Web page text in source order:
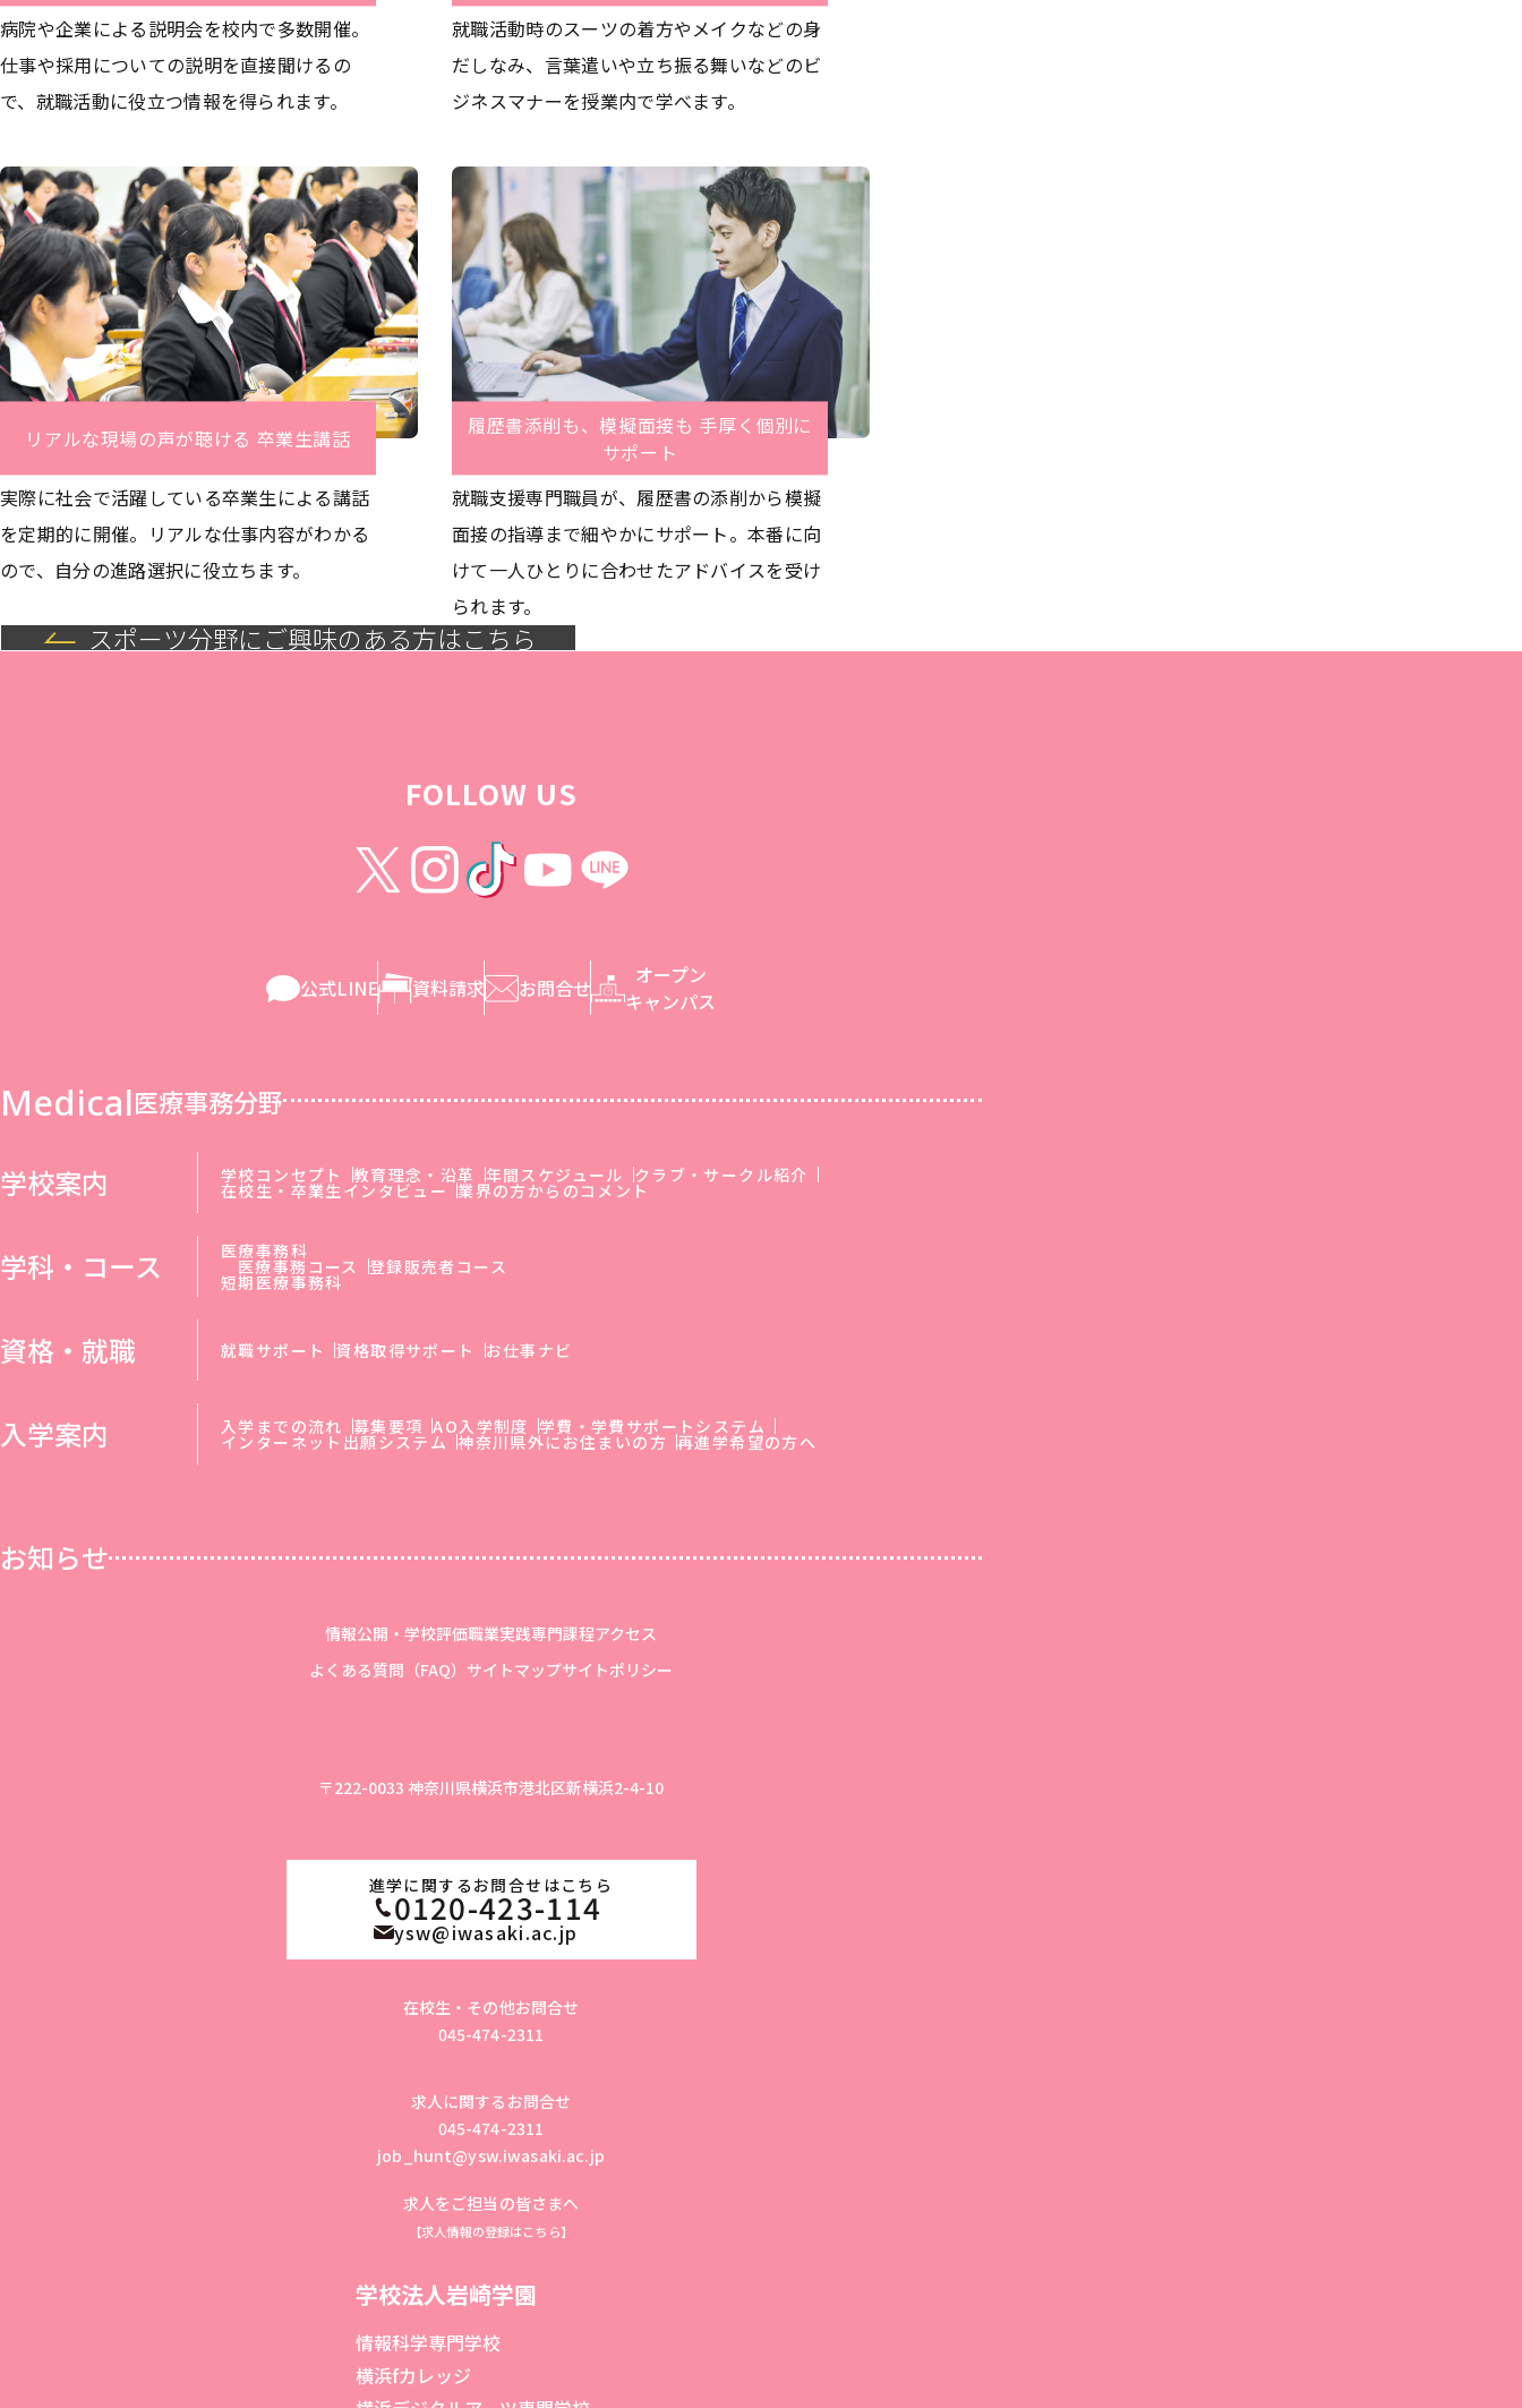
病院や企業による説明会を校内で多数開催。
仕事や採用についての説明を直接聞けるの
で、就職活動に役立つ情報を得られます。
就職活動時のスーツの着方やメイクなどの身
だしなみ、言葉遣いや立ち振る舞いなどのビ
ジネスマナーを授業内で学べます。
リアルな現場の声が聴ける 卒業生講話
実際に社会で活躍している卒業生による講話
を定期的に開催。リアルな仕事内容がわかる
ので、自分の進路選択に役立ちます。
履歴書添削も、模擬面接も 手厚く個別に
サポート
就職支援専門職員が、履歴書の添削から模擬
面接の指導まで細やかにサポート。本番に向
けて一人ひとりに合わせたアドバイスを受け
られます。
スポーツ分野にご興味のある方はこちら
FOLLOW US
公式LINE 資料請求 お問合せ
オープン
キャンパス
Medical医療事務分野
学校案内 学校コンセプト 教育理念・沿革 年間スケジュール クラブ・サークル紹介
在校生・卒業生インタビュー 業界の方からのコメント
学科・コース 医療事務科
医療事務コース 登録販売者コース
短期医療事務科
資格・就職 就職サポート 資格取得サポート お仕事ナビ
入学案内 入学までの流れ 募集要項 AO入学制度 学費・学費サポートシステム
インターネット出願システム 神奈川県外にお住まいの方 再進学希望の方へ
お知らせ
情報公開・学校評価職業実践専門課程アクセス
よくある質問（FAQ） サイトマップサイトポリシー
〒222-0033 神奈川県横浜市港北区新横浜2-4-10
進学に関するお問合せはこちら
0120-423-114
ysw@iwasaki.ac.jp
在校生・その他お問合せ
045-474-2311
求人に関するお問合せ
045-474-2311
job_hunt@ysw.iwasaki.ac.jp
求人をご担当の皆さまへ
【求人情報の登録はこちら】
学校法人岩崎学園
情報科学専門学校
横浜fカレッジ